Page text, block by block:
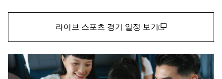
라이브 스포츠 경기 일정 보기